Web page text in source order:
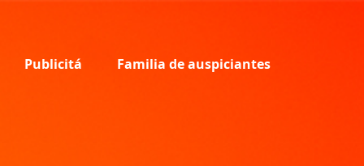
Publicitá Familia de auspiciantes